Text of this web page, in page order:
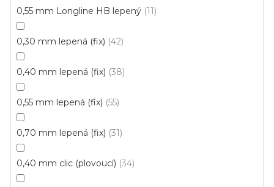
0,55 mm Longline HB lepený 11
0,30 mm lepená (fix) 42
0,40 mm lepená (fix) 38
0,55 mm lepená (fix) 55
0,70 mm lepená (fix) 31
0,40 mm clic (plovoucí) 34
Vinylová podlaha PALLADIUM 40 French Oak
Black
Skladem externě, odesíláme do 2-3 dnů
od
599 Kč
Click (plovoucí)